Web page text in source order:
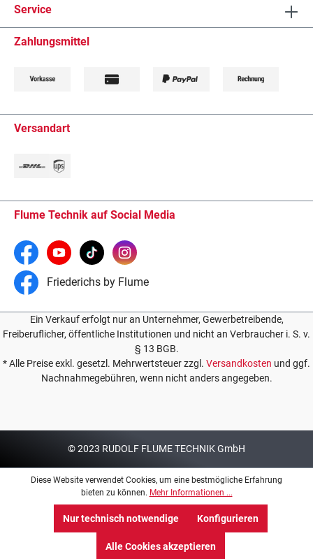
Service
Zahlungsmittel
Versandart
Flume Technik auf Social Media
Friederichs by Flume
Ein Verkauf erfolgt nur an Unternehmer, Gewerbetreibende,
Freiberuflicher, öffentliche Institutionen und nicht an Verbraucher i. S. v.
§ 13 BGB.
* Alle Preise exkl. gesetzl. Mehrwertsteuer zzgl. Versandkosten und ggf.
Nachnahmegebühren, wenn nicht anders angegeben.
© 2023 RUDOLF FLUME TECHNIK GmbH
Diese Website verwendet Cookies, um eine bestmögliche Erfahrung
bieten zu können. Mehr Informationen ...
Nur technisch notwendige Konfigurieren
Alle Cookies akzeptieren